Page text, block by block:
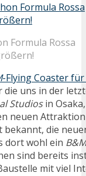
Formula Rossa
-Flying Coaster für
uns in der
Studiosin
neuen
die
dort wohl ein B&M
sind bereits
mit viel